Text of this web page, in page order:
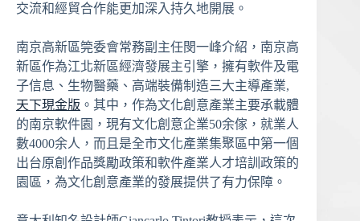
交流和經貿合作能更加深入持久地開展。
南京高新區筦委會常務副主任閔一峰介紹，南京高
新區作為江北新區經濟發展主引擎，擁有軟件及電
子信息、生物醫藥、高端裝備制造三大主導產業,
天下現金版 。其中，作為文化創意產業主要承載體
的南京軟件園，現有文化創意企業50余傢，就業人
數4000余人，而且是全市文化產業集聚區中第一個
出台原創作品獎勵政策和軟件產業人才培訓政策的
園區，為文化創意產業的發展提供了有力保障。